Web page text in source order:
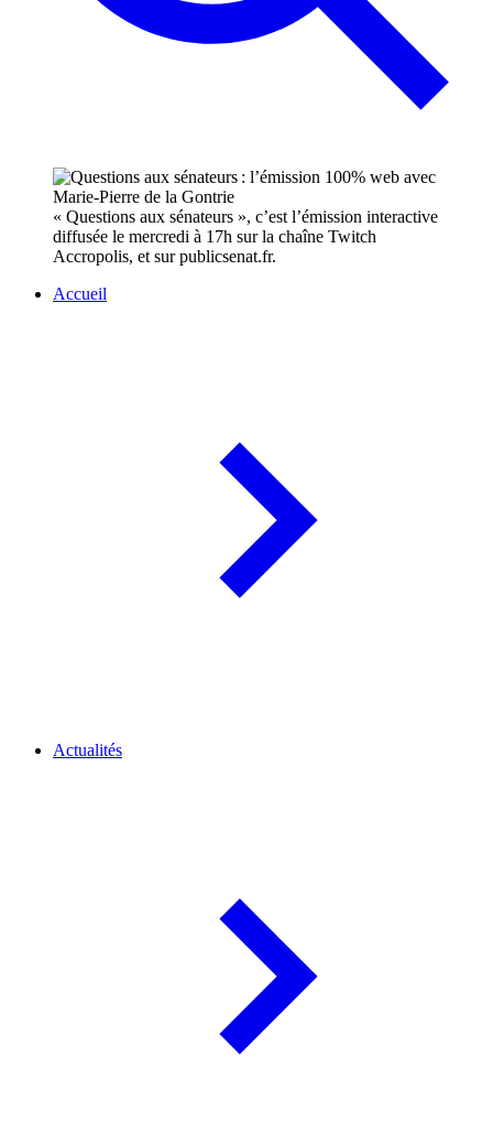
« Questions aux sénateurs », c’est l’émission interactive
diffusée le mercredi à 17h sur la chaîne Twitch
Accropolis, et sur publicsenat.fr.
Accueil
Actualités